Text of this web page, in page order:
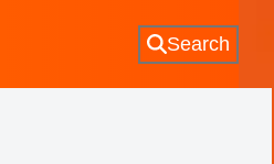
Search